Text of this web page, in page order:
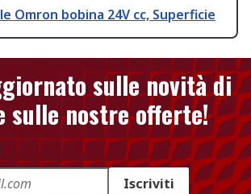
Omron bobina 24V cc, Superficie
sulle novità di
sulle nostre offerte!
Iscriviti